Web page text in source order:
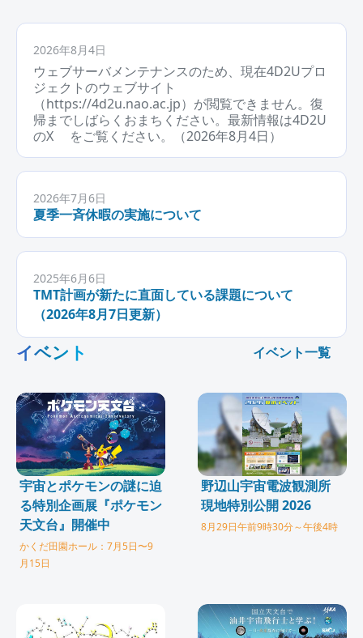
2026年8月4日
ウェブサーバメンテナンスのため、現在4D2Uプロ
ジェクトのウェブサイト
（https://4d2u.nao.ac.jp）が閲覧できません。復
帰までしばらくおまちください。最新情報は4D2U
のX
をご覧ください。（2026年8月4日）
2026年7月6日
夏季一斉休暇の実施について
2025年6月6日
TMT計画が新たに直面している課題について
（2026年8月7日更新）
イベント イベント一覧
宇宙とポケモンの謎に迫
る特別企画展『ポケモン
天文台』開催中
かくだ田園ホール：7月5日〜9
月15日
野辺山宇宙電波観測所
現地特別公開 2026
8月29日午前9時30分～午後4時